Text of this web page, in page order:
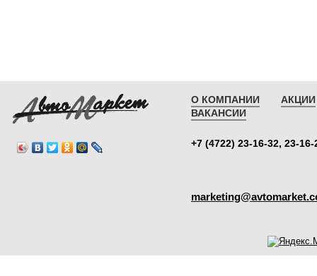
О КОМПАНИИ
АКЦИИ
ВАКАНСИИ
+7 (4722) 23-16-32, 23-